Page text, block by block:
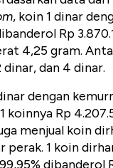
, koin 1 dinar
Rp
4,25 gram.
dan 4 dinar.
dengan
koinnya Rp
menjual koin
perak. 1 koin
dibanderol